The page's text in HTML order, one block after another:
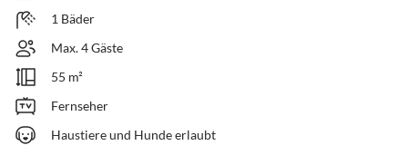
1 Bäder
Max. 4 Gäste
55 m²
Fernseher
Haustiere und Hunde erlaubt